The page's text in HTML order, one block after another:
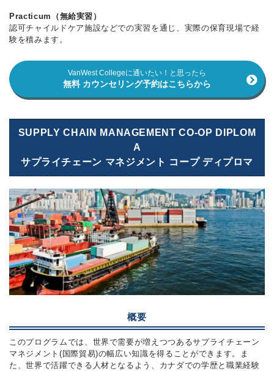
Practicum（無給実習）
認可チャイルドケア施設などでの実習を通じ、実際の保育現場で経
験を積みます。
VanWest Collegeに通いたい！と思ったら
無料 カウンセリング予約はこちらから
SUPPLY CHAIN MANAGEMENT CO-OP DIPLOM
A
サプライチェーン マネジメント コープ ディプロマ
概要
このプログラムでは、世界で需要が増えつつあるサプライチェーン
マネジメント(国際貿易)の幅広い知識を得ることができます。ま
た、世界で活躍できる人材となるよう、カナダでの学歴と職業経験